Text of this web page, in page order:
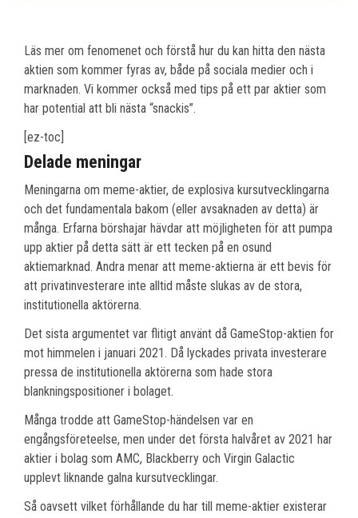
Läs mer om fenomenet och förstå hur du kan hitta den nästa
aktien som kommer fyras av, både på sociala medier och i
marknaden. Vi kommer också med tips på ett par aktier som
har potential att bli nästa “snackis”.
[ez-toc]
Delade meningar
Meningarna om meme-aktier, de explosiva kursutvecklingarna
och det fundamentala bakom (eller avsaknaden av detta) är
många. Erfarna börshajar hävdar att möjligheten för att pumpa
upp aktier på detta sätt är ett tecken på en osund
aktiemarknad. Andra menar att meme-aktierna är ett bevis för
att privatinvesterare inte alltid måste slukas av de stora,
institutionella aktörerna.
Det sista argumentet var flitigt använt då GameStop-aktien for
mot himmelen i januari 2021. Då lyckades privata investerare
pressa de institutionella aktörerna som hade stora
blankningspositioner i bolaget.
Många trodde att GameStop-händelsen var en
engångsföreteelse, men under det första halvåret av 2021 har
aktier i bolag som AMC, Blackberry och Virgin Galactic
upplevt liknande galna kursutvecklingar.
Så oavsett vilket förhållande du har till meme-aktier existerar